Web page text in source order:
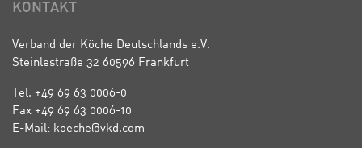
KONTAKT
Verband der Köche Deutschlands e.V.
Steinlestraße 32 60596 Frankfurt
Tel. +49 69 63 0006-0
Fax +49 69 63 0006-10
E-Mail: koeche@vkd.com